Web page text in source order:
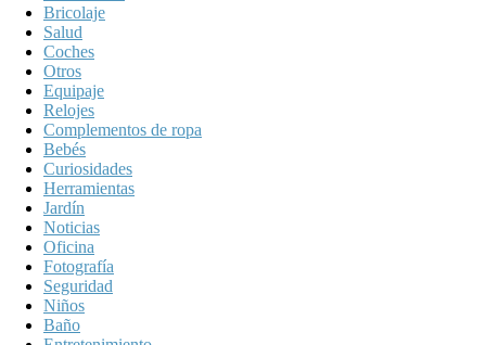
Bricolaje
Salud
Coches
Otros
Equipaje
Relojes
Complementos de ropa
Bebés
Curiosidades
Herramientas
Jardín
Noticias
Oficina
Fotografía
Seguridad
Niños
Baño